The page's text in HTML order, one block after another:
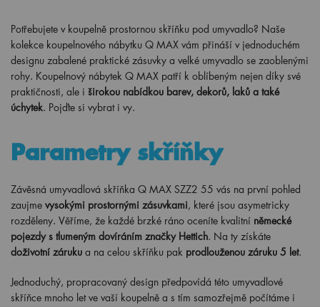
Potřebujete v koupelně prostornou skříňku pod umyvadlo? Naše
kolekce koupelnového nábytku Q MAX vám přináší v jednoduchém
designu zabalené praktické zásuvky a velké umyvadlo se zaoblenými
rohy. Koupelnový nábytek Q MAX patří k oblíbeným nejen díky své
praktičnosti, ale i širokou nabídkou barev, dekorů, laků a také
úchytek. Pojďte si vybrat i vy.
Parametry skříňky
Závěsná umyvadlová skříňka Q MAX SZZ2 55 vás na první pohled
zaujme vysokými prostornými zásuvkami, které jsou asymetricky
rozděleny. Věříme, že každé brzké ráno oceníte kvalitní německé
pojezdy s tlumeným dovíráním značky Hettich. Na ty získáte
doživotní záruku a na celou skříňku pak prodlouženou záruku 5 let.
Jednoduchý, propracovaný design předpovídá této umyvadlové
skříňce mnoho let ve vaší koupelně a s tím samozřejmě počítáme i